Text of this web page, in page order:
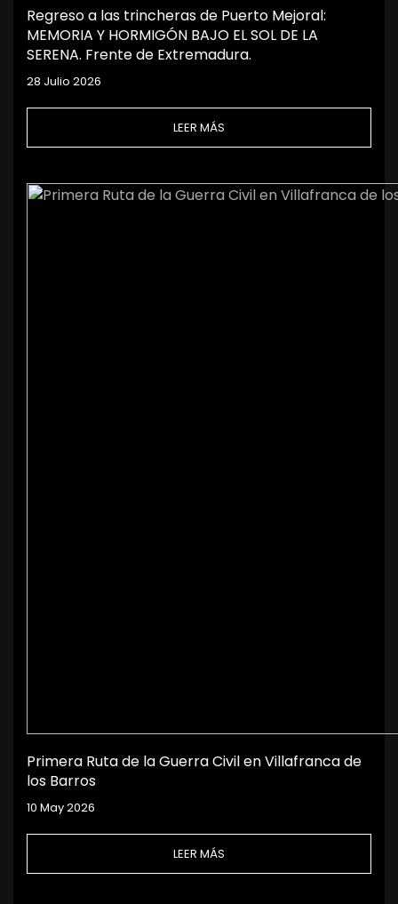
Regreso a las trincheras de Puerto Mejoral:
MEMORIA Y HORMIGÓN BAJO EL SOL DE LA
SERENA. Frente de Extremadura.
28 Julio 2026
LEER MÁS
Primera Ruta de la Guerra Civil en Villafranca de
los Barros
10 May 2026
LEER MÁS